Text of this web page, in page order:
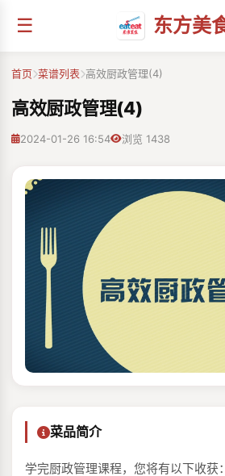
☰ 东方美
首页 菜谱列表 高效厨政管理(4)
高效厨政管理(4)
2024-01-26 16:54 浏览 1438
菜品简介
学完厨政管理课程，您将有以下收